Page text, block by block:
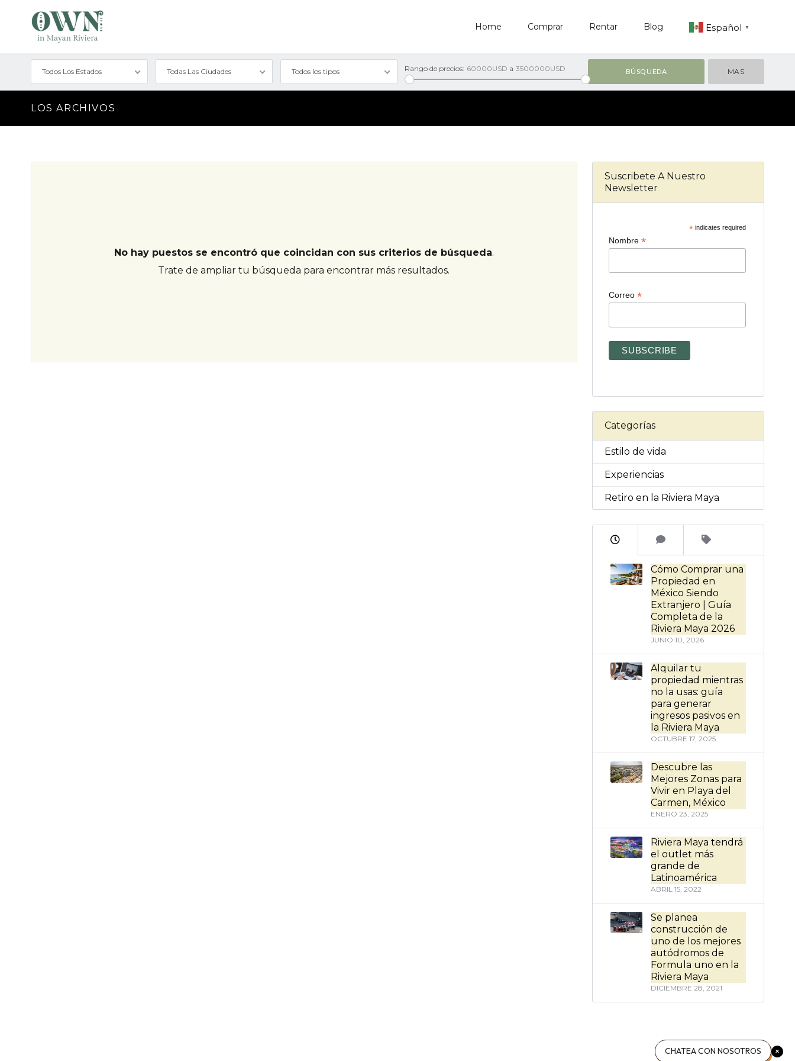
Home Comprar Rentar Blog Español ▼
Todos Los Estados Todas Las Ciudades Todos los tipos Rango de precios: 60000USD a 3500000USD MAS
LOS ARCHIVOS
No hay puestos se encontró que coincidan con sus criterios de búsqueda.
Trate de ampliar tu búsqueda para encontrar más resultados.
Suscribete A Nuestro
Newsletter
* indicates required
Nombre*
Correo*
Categorías
Estilo de vida
Experiencias
Retiro en la Riviera Maya
Cómo Comprar una
Propiedad en
México Siendo
Extranjero | Guía
Completa de la
Riviera Maya 2026
JUNIO 10, 2026
Alquilar tu
propiedad mientras
no la usas: guía
para generar
ingresos pasivos en
la Riviera Maya
OCTUBRE 17, 2025
Descubre las
Mejores Zonas para
Vivir en Playa del
Carmen, México
ENERO 23, 2025
Riviera Maya tendrá
el outlet más
grande de
Latinoamérica
ABRIL 15, 2022
Se planea
construcción de
uno de los mejores
autódromos de
Formula uno en la
Riviera Maya
DICIEMBRE 28, 2021
CHATEA CON NOSOTROS